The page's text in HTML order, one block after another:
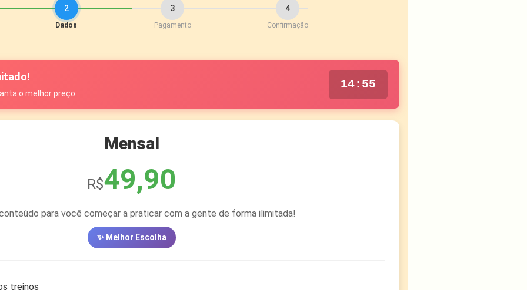
2
Dados
3
Pagamento
4
Confirmação
o melhor preço
14: 55
Mensal
R$49,90
para você começar a praticar com a gente de forma ilimitada!
✨ Melhor Escolha
treinos